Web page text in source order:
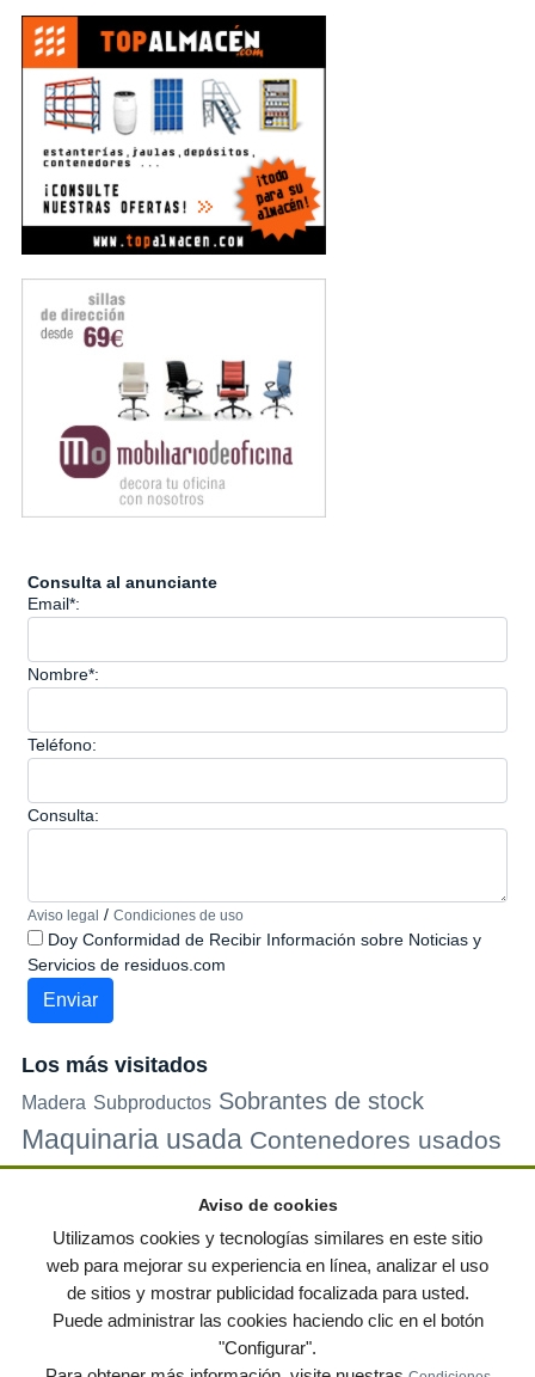
Consulta al anunciante
Email*:
Nombre*:
Teléfono:
Consulta:
Aviso legal / Condiciones de uso
Doy Conformidad de Recibir Información sobre Noticias y
Servicios de residuos.com
Los más visitados
Madera Subproductos Sobrantes de stock
Maquinaria usada Contenedores usados
Palets de plastico Electrodomesticos
© residuos.com - Todos los derechos reservados Política de privacidad
Condiciones de uso|Contacto|Editores| Mapa web|Preguntas frecuentes
Publica tus anuncios gratis!
Aviso de cookies
Utilizamos cookies y tecnologías similares en este sitio
web para mejorar su experiencia en línea, analizar el uso
de sitios y mostrar publicidad focalizada para usted.
Puede administrar las cookies haciendo clic en el botón
"Configurar".